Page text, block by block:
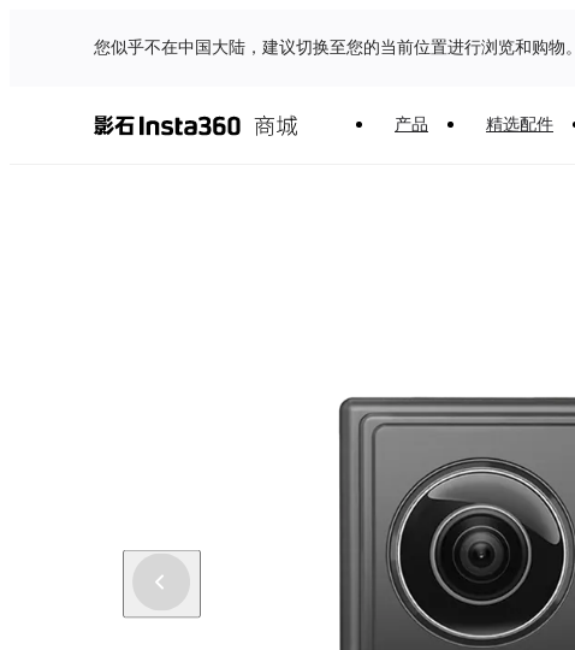
您似乎不在中国大陆，建议切换至您的当前位置进行浏览和购物。
产品 精选配件